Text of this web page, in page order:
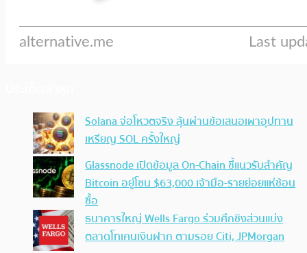
Solana จ่อโหวตจริง ลุ้นผ่านข้อเสนอเผาอุปทาน
เหรียญ SOL ครั้งใหญ่
Glassnode เปิดข้อมูล On-Chain ชี้แนวรับสำคัญ
Bitcoin อยู่โซน $63,000 เจ้ามือ-รายย่อยแห่ช้อน
ซื้อ
ธนาคารใหญ่ Wells Fargo ร่วมศึกชิงส่วนแบ่ง
ตลาดโทเคนเงินฝาก ตามรอย Citi, JPMorgan